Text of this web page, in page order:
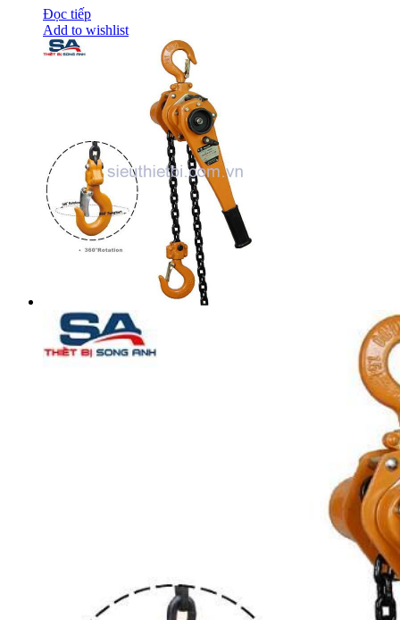
Đọc tiếp
Add to wishlist